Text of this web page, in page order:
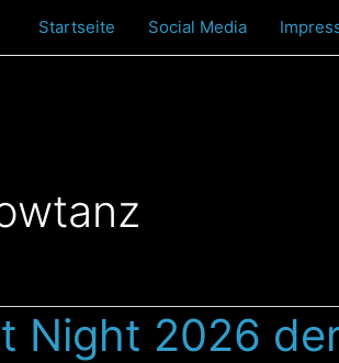
Startseite Social Media
Night 2026